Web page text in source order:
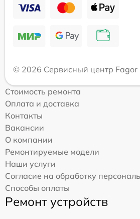
© 2026 Сервисный центр Fagor
Стоимость ремонта
Оплата и доставка
Контакты
Вакансии
О компании
Ремонтируемые модели
Наши услуги
Согласие на обработку
Способы оплаты
Ремонт устройств